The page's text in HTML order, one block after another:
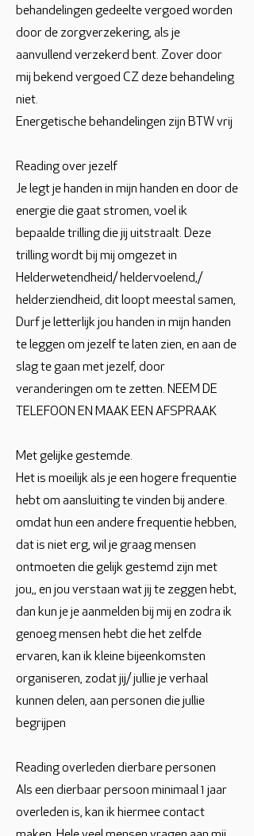
behandelingen gedeelte vergoed worden
door de zorgverzekering, als je
aanvullend verzekerd bent. Zover door
mij bekend vergoed CZ deze behandeling
niet.
Energetische behandelingen zijn BTW vrij
Reading over jezelf
Je legt je handen in mijn handen en door de
energie die gaat stromen, voel ik
bepaalde trilling die jij uitstraalt. Deze
trilling wordt bij mij omgezet in
Helderwetendheid/ heldervoelend,/
helderziendheid, dit loopt meestal samen,
Durf je letterlijk jou handen in mijn handen
te leggen om jezelf te laten zien, en aan de
slag te gaan met jezelf, door
veranderingen om te zetten. NEEM DE
TELEFOON EN MAAK EEN AFSPRAAK
Met gelijke gestemde.
Het is moeilijk als je een hogere frequentie
hebt om aansluiting te vinden bij andere.
omdat hun een andere frequentie hebben,
dat is niet erg, wil je graag mensen
ontmoeten die gelijk gestemd zijn met
jou,, en jou verstaan wat jij te zeggen hebt,
dan kun je je aanmelden bij mij en zodra ik
genoeg mensen hebt die het zelfde
ervaren, kan ik kleine bijeenkomsten
organiseren, zodat jij/ jullie je verhaal
kunnen delen, aan personen die jullie
begrijpen
Reading overleden dierbare personen
Als een dierbaar persoon minimaal 1 jaar
overleden is, kan ik hiermee contact